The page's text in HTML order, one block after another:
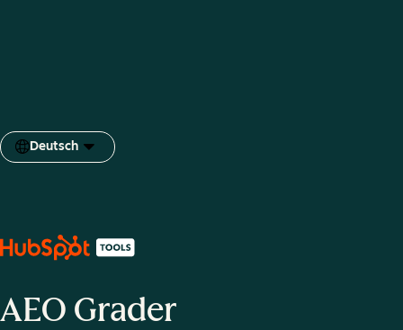
Deutsch
Sprache auswählen
AEO Grader